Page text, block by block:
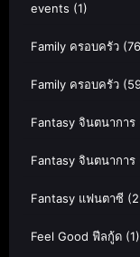
events (1)
Family ครอบครัว
Family ครอบครัว
Fantasy จินตนาการ
Fantasy จินตนาการ
Fantasy แฟนตาซี
Feel Good ฟีลกู้ด (1)